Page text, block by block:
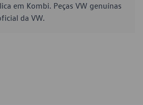
em Kombi. Peças VW genuínas
da VW.